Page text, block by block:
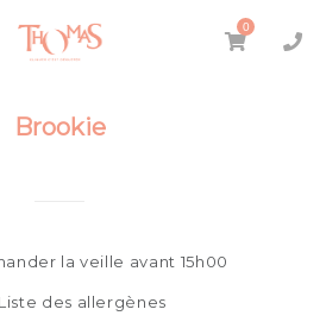
0
Brookie
la veille avant 15h00
Liste des allergènes